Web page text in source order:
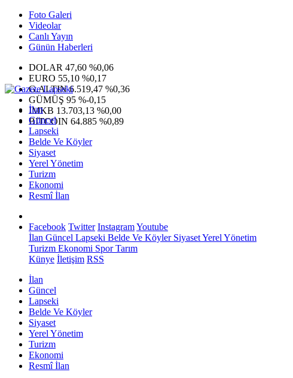
Foto Galeri
Videolar
Canlı Yayın
Günün Haberleri
DOLAR 47,60 %0,06
EURO 55,10 %0,17
G.ALTIN6.519,47 %0,36
GÜMÜŞ 95 %-0,15
IMKB 13.703,13 %0,00
BITCOIN 64.885 %0,89
İlan
Güncel
Lapseki
Belde Ve Köyler
Siyaset
Yerel Yönetim
Turizm
Ekonomi
Resmî İlan
Facebook Twitter InstagramYoutube
İlan Güncel Lapseki Belde Ve KöylerSiyasetYerel Yönetim
Turizm Ekonomi SporTarım
Künye İletişim RSS
İlan
Güncel
Lapseki
Belde Ve Köyler
Siyaset
Yerel Yönetim
Turizm
Ekonomi
Resmî İlan